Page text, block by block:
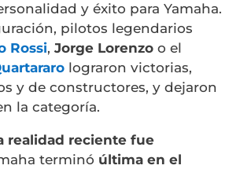
y éxito para Yamaha.
pilotos legendarios
Rossi,Jorge Lorenzo o el
lograron victorias,
y de constructores, y dejaron
la categoría.
realidad reciente fue
terminó última en el